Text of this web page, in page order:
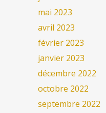
mai 2023
avril 2023
février 2023
janvier 2023
décembre 2022
octobre 2022
septembre 2022